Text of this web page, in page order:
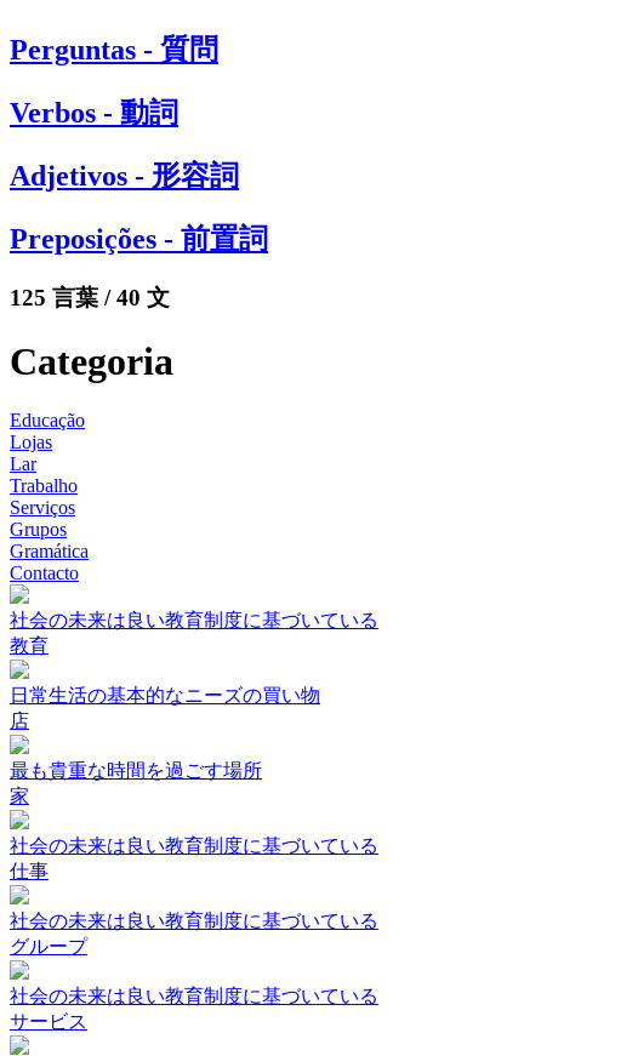
Perguntas - 質問
Verbos - 動詞
Adjetivos - 形容詞
Preposições - 前置詞
125 言葉 / 40 文
Categoria
Educação
Lojas
Lar
Trabalho
Serviços
Grupos
Gramática
Contacto
社会の未来は良い教育制度に基づいている
教育
日常生活の基本的なニーズの買い物
店
最も貴重な時間を過ごす場所
家
社会の未来は良い教育制度に基づいている
仕事
社会の未来は良い教育制度に基づいている
グループ
社会の未来は良い教育制度に基づいている
サービス